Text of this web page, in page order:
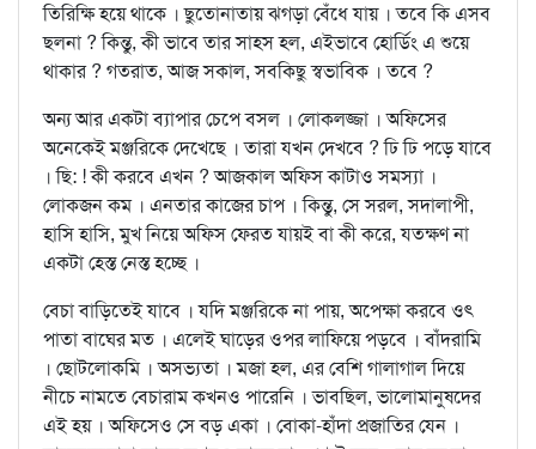
তিরিক্ষি হয়ে থাকে । ছুতোনাতায় ঝগড়া বেঁধে যায় । তবে কি এসব
ছলনা ? কিন্তু, কী ভাবে তার সাহস হল, এইভাবে হোর্ডিং এ শুয়ে
থাকার ? গতরাত, আজ সকাল, সবকিছু স্বভাবিক । তবে ?
অন্য আর একটা ব্যাপার চেপে বসল । লোকলজ্জা । অফিসের
অনেকেই মঞ্জরিকে দেখেছে । তারা যখন দেখবে ? ঢি ঢি পড়ে যাবে
। ছি: ! কী করবে এখন ? আজকাল অফিস কাটাও সমস্যা ।
লোকজন কম । এনতার কাজের চাপ । কিন্তু, সে সরল, সদালাপী,
হাসি হাসি, মুখ নিয়ে অফিস ফেরত যায়ই বা কী করে, যতক্ষণ না
একটা হেস্ত নেস্ত হচ্ছে ।
বেচা বাড়িতেই যাবে । যদি মঞ্জরিকে না পায়, অপেক্ষা করবে ওৎ
পাতা বাঘের মত । এলেই ঘাড়ের ওপর লাফিয়ে পড়বে । বাঁদরামি
। ছোটলোকমি । অসভ্যতা । মজা হল, এর বেশি গালাগাল দিয়ে
নীচে নামতে বেচারাম কখনও পারেনি । ভাবছিল, ভালোমানুষদের
এই হয় । অফিসেও সে বড় একা । বোকা-হাঁদা প্রজাতির যেন ।